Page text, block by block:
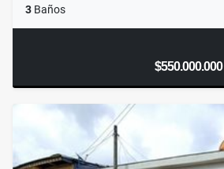
3 Baños
$550.000.000